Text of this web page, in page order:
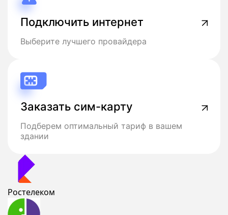
Подключить интернет
Выберите лучшего провайдера
Заказать сим-карту
Подберем оптимальный тариф в вашем
здании
Ростелеком